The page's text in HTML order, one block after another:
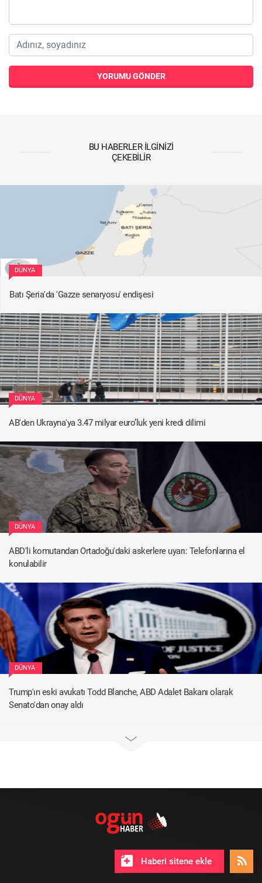
YORUMU GÖNDER
BU HABERLER İLGINIZI
ÇEKEBILIR
DÜNYA
Batı Şeria'da 'Gazze senaryosu' endişesi
DÜNYA
AB'den Ukrayna'ya 3.47 milyar euro’luk yeni kredi dilimi
DÜNYA
ABD'li komutandan Ortadoğu'daki askerlere uyarı: Telefonlarına el
konulabilir
DÜNYA
Trump'ın eski avukatı Todd Blanche, ABD Adalet Bakanı olarak
Senato'dan onay aldı
Haberi sitene ekle